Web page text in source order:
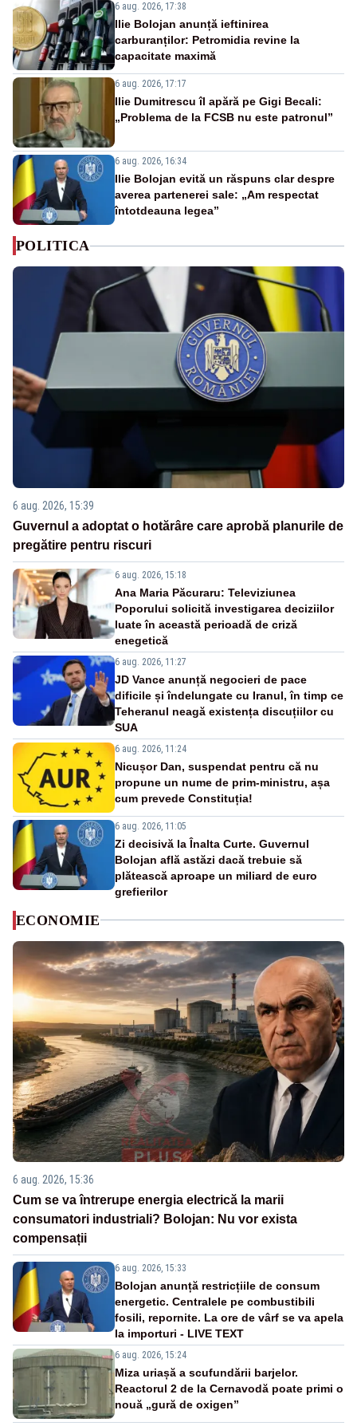
6 aug. 2026, 17:38
Ilie Bolojan anunță ieftinirea
carburanților: Petromidia revine la
capacitate maximă
6 aug. 2026, 17:17
Ilie Dumitrescu îl apără pe Gigi Becali:
„Problema de la FCSB nu este patronul”
6 aug. 2026, 16:34
Ilie Bolojan evită un răspuns clar despre
averea partenerei sale: „Am respectat
întotdeauna legea”
POLITICA
6 aug. 2026, 15:39
Guvernul a adoptat o hotărâre care aprobă planurile de
pregătire pentru riscuri
6 aug. 2026, 15:18
Ana Maria Păcuraru: Televiziunea
Poporului solicită investigarea deciziilor
luate în această perioadă de criză
enegetică
6 aug. 2026, 11:27
JD Vance anunță negocieri de pace
dificile și îndelungate cu Iranul, în timp ce
Teheranul neagă existența discuțiilor cu
SUA
6 aug. 2026, 11:24
Nicușor Dan, suspendat pentru că nu
propune un nume de prim-ministru, așa
cum prevede Constituția!
6 aug. 2026, 11:05
Zi decisivă la Înalta Curte. Guvernul
Bolojan află astăzi dacă trebuie să
plătească aproape un miliard de euro
grefierilor
ECONOMIE
6 aug. 2026, 15:36
Cum se va întrerupe energia electrică la marii
consumatori industriali? Bolojan: Nu vor exista
compensații
6 aug. 2026, 15:33
Bolojan anunță restricțiile de consum
energetic. Centralele pe combustibili
fosili, repornite. La ore de vârf se va apela
la importuri - LIVE TEXT
6 aug. 2026, 15:24
Miza uriașă a scufundării barjelor.
Reactorul 2 de la Cernavodă poate primi o
nouă „gură de oxigen”